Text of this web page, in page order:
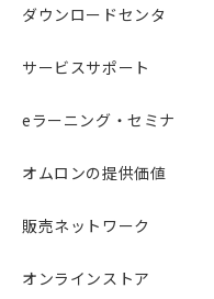
ダウンロードセンタ
サービスサポート
eラーニング・セミナ
オムロンの提供価値
販売ネットワーク
オンラインストア